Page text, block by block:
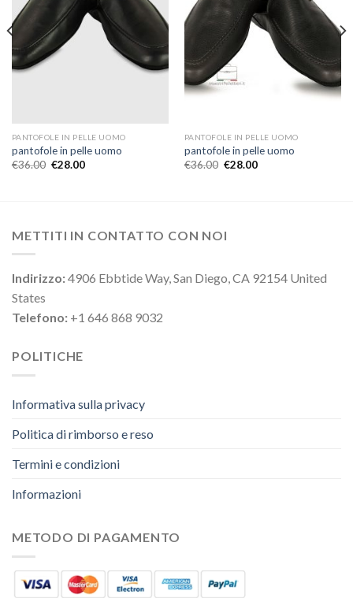
PANTOFOLE IN PELLE UOMO
pantofole in pelle uomo
€36.00 €28.00
PANTOFOLE IN PELLE UOMO
pantofole in pelle uomo
€36.00 €28.00
METTITI IN CONTATTO CON NOI
Indirizzo:4906 Ebbtide Way, San Diego, CA 92154 United
States
Telefono: +1 646 868 9032
POLITICHE
Informativa sulla privacy
Politica di rimborso e reso
Termini e condizioni
Informazioni
METODO DI PAGAMENTO